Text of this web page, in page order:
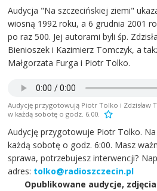
Audycja "Na szczecińskiej ziemi"
wiosną 1992 roku, a 6 grudnia 2001
po raz 500. Jej autorami byli śp.
Bienioszek i Kazimierz Tomczyk, a
Małgorzata Furga i Piotr Tolko.
Audycję przygotowują Piotr Tolko i Zdzisław
w każdą sobotę o godz. 6.00.
Audycję przygotowuje Piotr Tolko.
każdą sobotę o godz. 6:00. Masz
sprawa, potrzebujesz interwencji?
adres: tolko@radioszczecin.pl
Opublikowane audycje,